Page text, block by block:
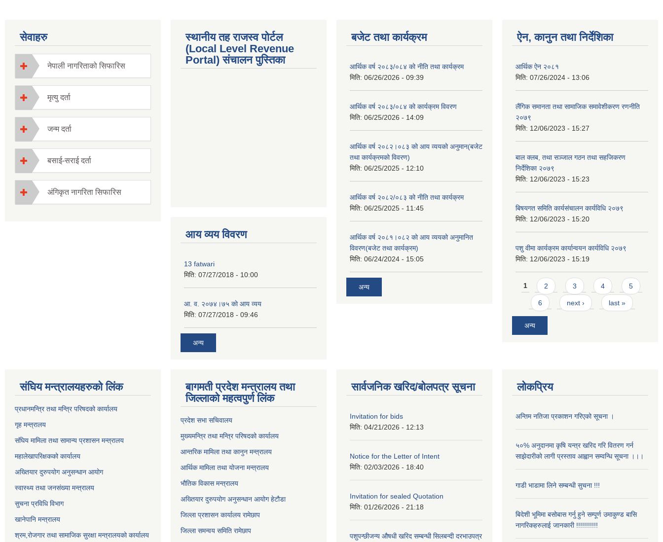
सेवाहरु
नेपाली नागरिताको सिफारिस
मृत्यु दर्ता
जन्म दर्ता
बसाई-सराई दर्ता
अंगिकृत नागरिता सिफारिस
स्थानीय तह राजस्व पोर्टल
(Local Level Revenue
Portal) संचालन पुस्तिका
आय व्यय विवरण
13 fatwari
मिति: 07/27/2018 - 10:00
आ‍. व. २०७४।७५ काे आय व्यय
मिति: 07/27/2018 - 09:46
अन्य
बजेट तथा कार्यक्रम
आर्थिक वर्ष २०८३/०८४ को नीति तथा कार्यक्रम
मिति: 06/26/2026 - 09:39
आर्थिक वर्ष २०८३/०८४ को कार्यक्रम विवरण
मिति: 06/25/2026 - 14:09
आर्थिक वर्ष २०८२।०८३ को आय व्ययको अनुमान(बजेट
तथा कार्यक्रमको विवरण)
मिति: 06/25/2025 - 12:10
आर्थिक वर्ष २०८२/०८३ को नीति तथा कार्यक्रम
मिति: 06/25/2025 - 11:45
आर्थिक वर्ष २०८१।०८२ को आय व्ययको अनुमानित
विवरण(बजेट तथा कार्यक्रम)
मिति: 06/24/2024 - 15:05
अन्य
ऐन, कानुन तथा निर्देशिका
आर्थिक ऐन २०८१
मिति: 07/26/2024 - 13:06
लैंगिक समानता तथा सामाजिक समावेशीकरण रणनीति
२०७९
मिति: 12/06/2023 - 15:27
बाल क्लब, तथा सञ्जाल गठन तथा सहजिकरण
निर्देशिका २०७९
मिति: 12/06/2023 - 15:23
बिषयगत समिति कार्यसंचालन कार्यविधि २०७९
मिति: 12/06/2023 - 15:20
पशु वीमा कार्यक्रम कार्यान्वयन कार्यविधि २०७९
मिति: 12/06/2023 - 15:19
Pages
1 2 3 4 5
6 next › last »
अन्य
संघिय मन्त्र‍ालयहरुको लिंक
प्रधानमन्त्रि तथा मन्त्रि परिषदको कार्यालय
गृह मन्त्रालय
संघिय मामिला तथा सामान्य प्रशासन मन्त्रालय
महालेखापरिक्षकको कार्यालय
अख्तियार दुरुपयोग अनुसन्धान आयोग
स्वास्थ्य तथा जनसंख्या मन्त्रालय
सुचना प्रविधि विभाग
खानेपानि मन्त्रालय
श्रम,रोजगार तथा सामाजिक सुरक्षा मन्त्रालयको कार्यालय
बागमती प्रदेश मन्त्रालय तथा
जिल्लाको महत्वपुर्ण लिंक
प्रदेश सभा सचिवालय
मुख्यमन्त्रि तथा मन्त्रि परिषदको कार्यालय
आन्तरिक मामिला तथा कानुन मन्त्रालय
आर्थिक मामिला तथा योजना मन्त्रालय
भौतिक विकास मन्त्रालय
अख्तियार दुरुपयोग अनुसन्धान आयोग हेटौडा
जिल्ला प्रशासन कार्यालय रामेछाप
जिल्ला समन्वय समिति रामेछाप
सार्वजनिक खरिद/बोलपत्र सूचना
Invitation for bids
मिति: 04/21/2026 - 12:13
Notice for the Letter of Intent
मिति: 02/03/2026 - 18:40
Invitation for sealed Quotation
मिति: 01/26/2026 - 21:18
पशुपन्छीजन्य औषधी खरिद सम्बन्धी सिलबन्दी दरभाउपत्र
लोकप्रिय
अन्तिम नतिजा प्रकाशन गरिएको सूचना ।
५०% अनुदानमा कृषि यन्त्र खरिद गरि वितरण गर्न
साझेदारीको लागी प्रस्ताव आह्वान सम्वन्धि सूचना ।।।
गाडी भाडामा लिने सम्बन्धी सुचना !!!
बिदेशी भूमिमा बसोबास गर्नु हुने सम्पूर्ण उमाकुण्ड बासि
नागरिकहरुलाई जानकारी !!!!!!!!!!!